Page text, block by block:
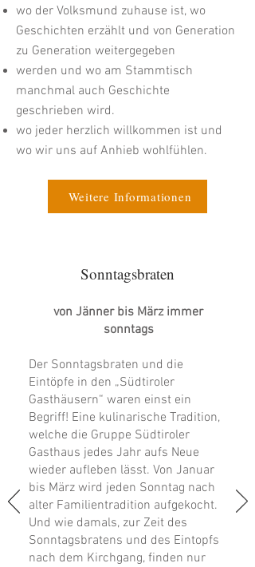
wo der Volksmund zuhause ist, wo
Geschichten erzählt und von Generation
zu Generation weitergegeben
werden und wo am Stammtisch
manchmal auch Geschichte
geschrieben wird.
wo jeder herzlich willkommen ist und
wo wir uns auf Anhieb wohlfühlen.
Weitere Informationen
Sonntagsbraten
von Jänner bis März immer
sonntags
Der Sonntagsbraten und die
Eintöpfe in den „Südtiroler
Gasthäusern“ waren einst ein
Begriff! Eine kulinarische Tradition,
welche die Gruppe Südtiroler
Gasthaus jedes Jahr aufs Neue
wieder aufleben lässt. Von Januar
bis März wird jeden Sonntag nach
alter Familientradition aufgekocht.
Und wie damals, zur Zeit des
Sonntagsbratens und des Eintopfs
nach dem Kirchgang, finden nur